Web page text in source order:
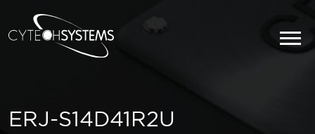
ERJ-S14D41R2U